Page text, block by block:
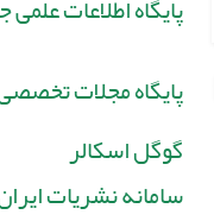
پایگاه اطلاعات
پایگاه مجلات
گوگل اسکالر
سامانه نشریات